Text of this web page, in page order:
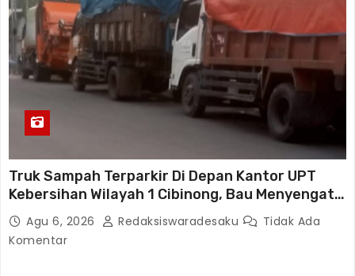
Truk Sampah Terparkir Di Depan Kantor UPT
Kebersihan Wilayah 1 Cibinong, Bau Menyengat
Diduga Resahkan Warga
Agu 6, 2026 Redaksiswaradesaku
Tidak Ada
Komentar